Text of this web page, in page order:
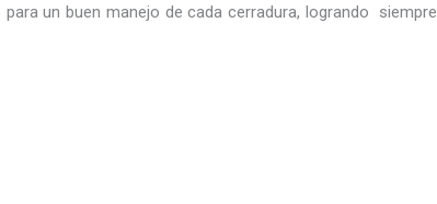
un buen manejo de cada cerradura, logrando siempre